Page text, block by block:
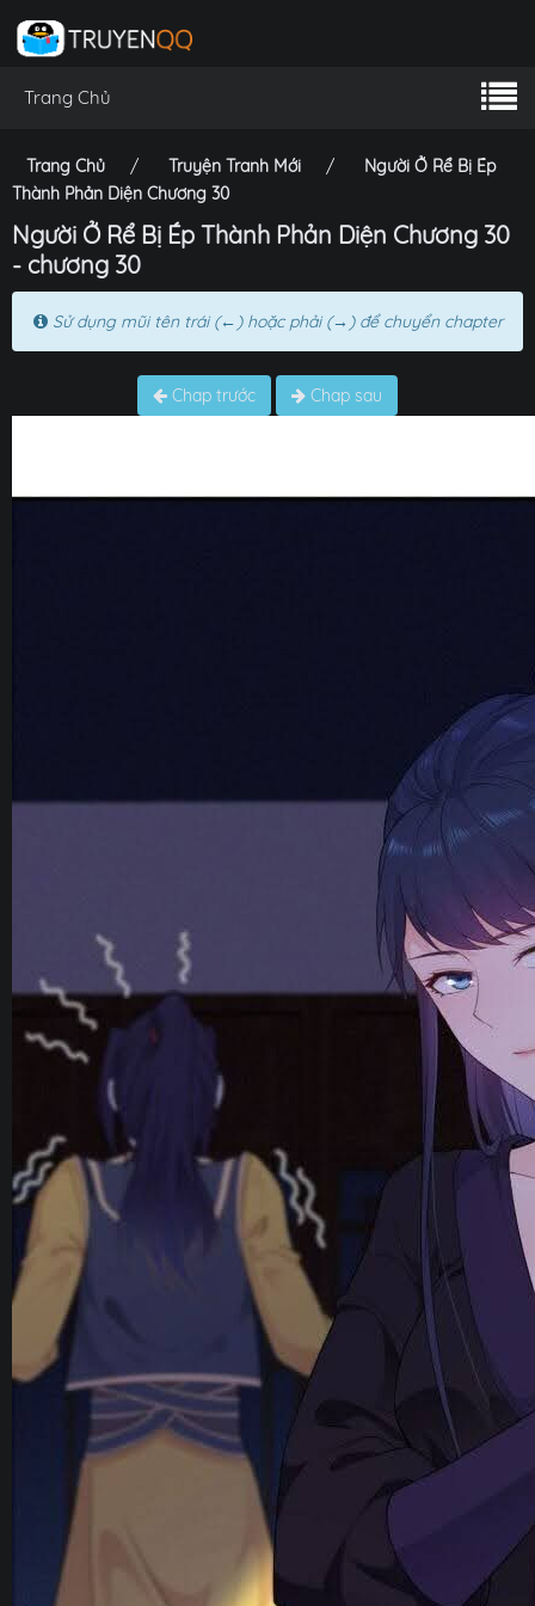
Trang Chủ
Trang Chủ Truyện Tranh Mới
Người Ở Rể Bị Ép
Thành Phản Diện Chương 30
Người Ở Rể Bị Ép Thành Phản Diện Chương 30
- chương 30
Sử dụng mũi tên trái (←) hoặc phải (→) để chuyển chapter
Chap trước Chap sau